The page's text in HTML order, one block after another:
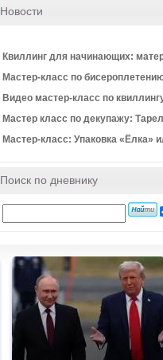
Новости
Квиллинг для начинающих:
Мастер-класc по
Видео мастер-класс по
Мастер класс по декупажу:
Мастер-класс: Упаковка «Ёлка»
Поиск по дневнику